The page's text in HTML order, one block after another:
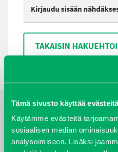
Tämä sivusto käyttää
Käytämme evästeitä
sosiaalisen median
analysoimiseen. Lisäksi
Kirjaudu sisään
TAKAISIN
YHTEYSTIEDOT